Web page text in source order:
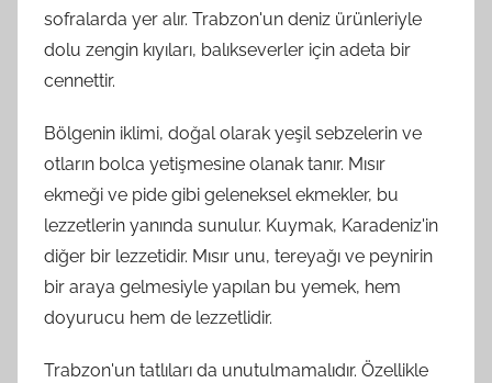
sofralarda yer alır. Trabzon'un deniz ürünleriyle
dolu zengin kıyıları, balıkseverler için adeta bir
cennettir.
Bölgenin iklimi, doğal olarak yeşil sebzelerin ve
otların bolca yetişmesine olanak tanır. Mısır
ekmeği ve pide gibi geleneksel ekmekler, bu
lezzetlerin yanında sunulur. Kuymak, Karadeniz'in
diğer bir lezzetidir. Mısır unu, tereyağı ve peynirin
bir araya gelmesiyle yapılan bu yemek, hem
doyurucu hem de lezzetlidir.
Trabzon'un tatlıları da unutulmamalıdır. Özellikle